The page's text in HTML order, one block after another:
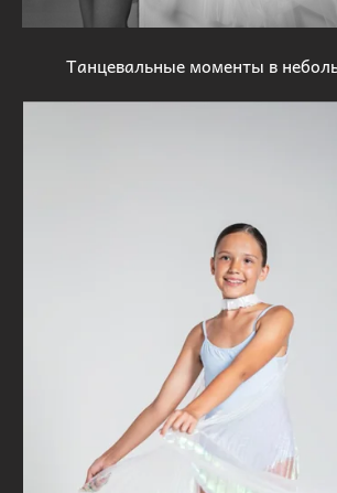
Танцевальные моменты в